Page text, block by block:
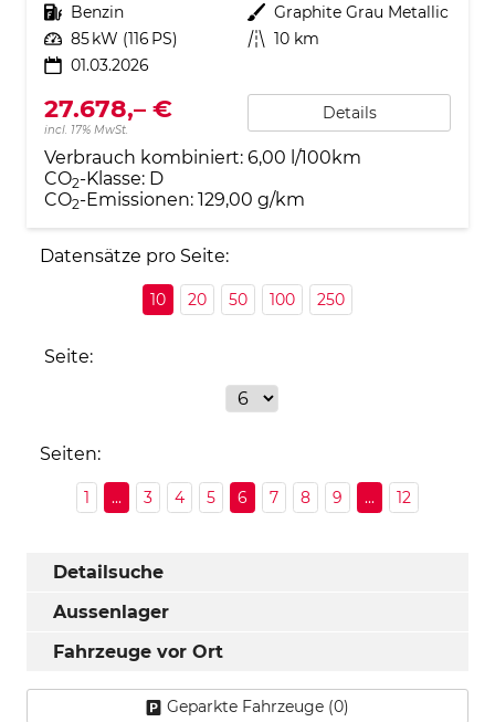
Kraftstoff Benzin Außenfarbe Graphite Grau Metallic
Leistung 85 kW (116 PS) Kilometerstand 10 km
01.03.2026
27.678,– €
incl. 17% MwSt.
Details
Verbrauch kombiniert: 6,00 l/100km
CO2-Klasse: D
CO2-Emissionen: 129,00 g/km
Datensätze pro Seite:
10 20 50 100 250
Seite:
Seiten:
1 ... 3 4 5 6 7 8 9 ... 12
Detailsuche
Aussenlager
Fahrzeuge vor Ort
Geparkte Fahrzeuge (0)